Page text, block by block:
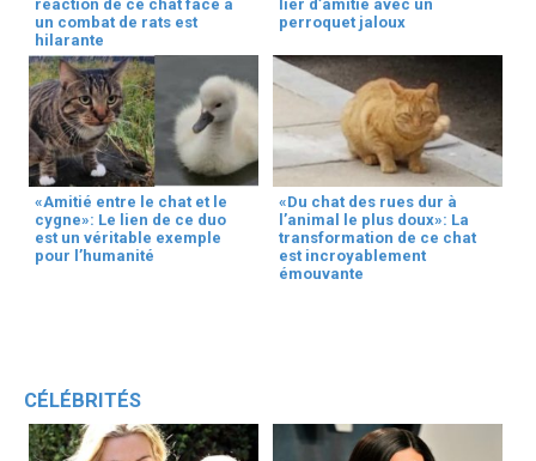
réaction de ce chat face à
un combat de rats est
hilarante
lier d’amitié avec un
perroquet jaloux
«Amitié entre le chat et le
cygne»: Le lien de ce duo
est un véritable exemple
pour l’humanité
«Du chat des rues dur à
l’animal le plus doux»: La
transformation de ce chat
est incroyablement
émouvante
CÉLÉBRITÉS